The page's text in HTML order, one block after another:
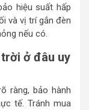
hiệu suất hấp
và vị trí gắn đèn
nếu có.
ở đâu uy
ràng, bảo hành
tế. Tránh mua